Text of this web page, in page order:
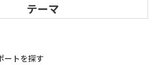
テーマ
ートを探す